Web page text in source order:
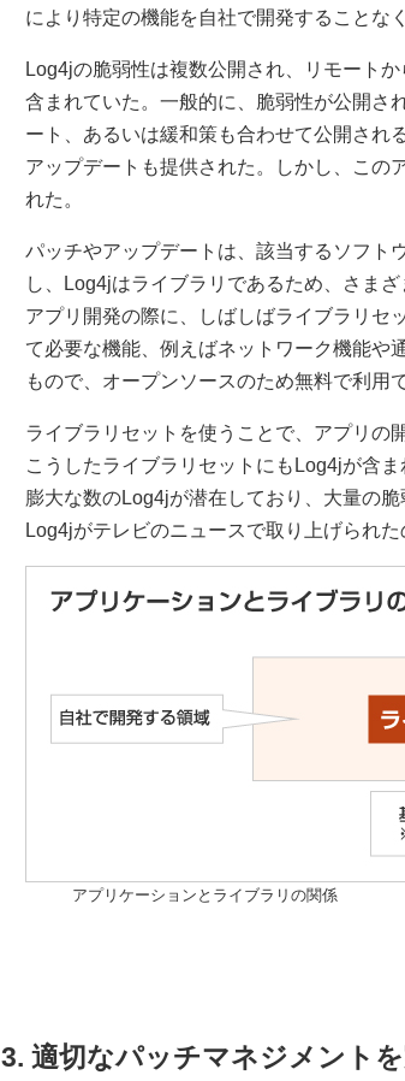
により特定の機能を自社で開発することな
Log4jの脆弱性は複数公開され、リモート
含まれていた。一般的に、脆弱性が公開さ
ート、あるいは緩和策も合わせて公開され
アップデートも提供された。しかし、この
れた。
パッチやアップデートは、該当するソフト
し、Log4jはライブラリであるため、さま
アプリ開発の際に、しばしばライブラリセ
て必要な機能、例えばネットワーク機能や
もので、オープンソースのため無料で利用
ライブラリセットを使うことで、アプリの
こうしたライブラリセットにもLog4jが含
膨大な数のLog4jが潜在しており、大量の
Log4jがテレビのニュースで取り上げられた
アプリケーションとライブラリの関係
3. 適切なパッチマネジメント